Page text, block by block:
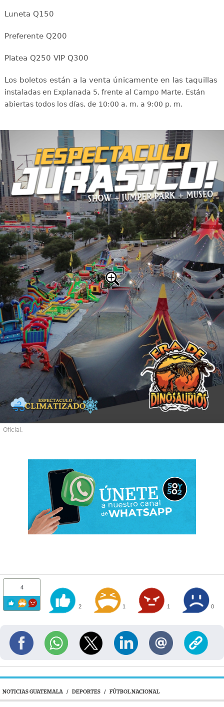
Luneta Q150
Preferente Q200
Platea Q250 VIP Q300
Los boletos están a la venta únicamente en las taquillas
instaladas en Explanada 5, frente al Campo Marte. Están
abiertas todos los días, de 10:00 a. m. a 9:00 p. m.
Oficial.
4
2 1 1 0
NOTICIAS GUATEMALA / DEPORTES / FÚTBOL NACIONAL